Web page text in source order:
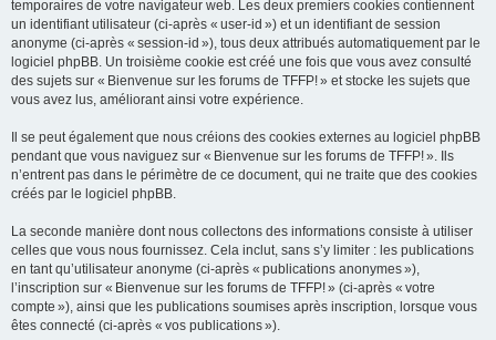
temporaires de votre navigateur web. Les deux premiers cookies contiennent
un identifiant utilisateur (ci-après « user-id ») et un identifiant de session
anonyme (ci-après « session-id »), tous deux attribués automatiquement par le
logiciel phpBB. Un troisième cookie est créé une fois que vous avez consulté
des sujets sur « Bienvenue sur les forums de TFFP! » et stocke les sujets que
vous avez lus, améliorant ainsi votre expérience.
Il se peut également que nous créions des cookies externes au logiciel phpBB
pendant que vous naviguez sur « Bienvenue sur les forums de TFFP! ». Ils
n’entrent pas dans le périmètre de ce document, qui ne traite que des cookies
créés par le logiciel phpBB.
La seconde manière dont nous collectons des informations consiste à utiliser
celles que vous nous fournissez. Cela inclut, sans s’y limiter : les publications
en tant qu’utilisateur anonyme (ci-après « publications anonymes »),
l’inscription sur « Bienvenue sur les forums de TFFP! » (ci-après « votre
compte »), ainsi que les publications soumises après inscription, lorsque vous
êtes connecté (ci-après « vos publications »).